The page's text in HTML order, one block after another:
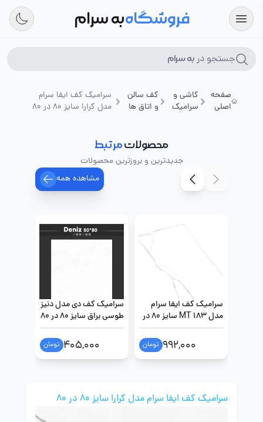
فروشگاهبه سرام
جستجو در به سرام
صفحه
اصلی
کاشی و
سرامیک
کف سالن
و اتاق ها
سرامیک کف ایفا سرام
مدل کرارا سایز 80 در 80
محصولاتمرتبط
جدیدترین و بروزترین محصولات
مشاهده همه
سرامیک کف ایفا سرام
مدل MT 183 سایز 80 در
80
992,000 تومان
سرامیک کف دی مدل دنیز
طوسی براق سایز 80 در 80
405,000 تومان
سرامیک کف ایفا سرام مدل کرارا سایز 80 در 80